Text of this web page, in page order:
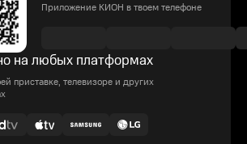
Приложение КИОН в твоем телефоне
на любых платформах
приставке, телевизоре и других